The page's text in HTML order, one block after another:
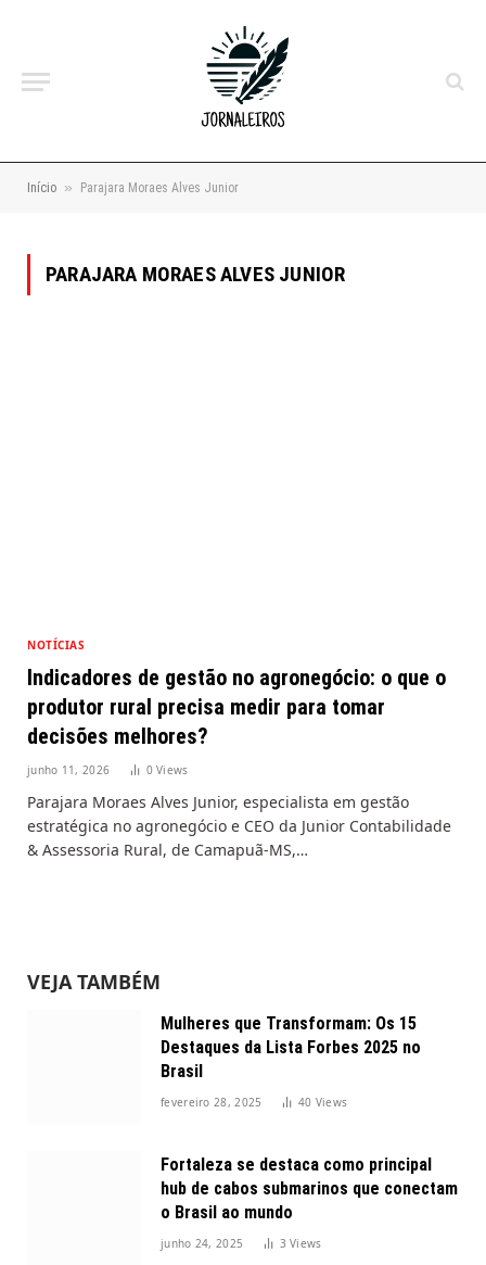
Início » Parajara Moraes Alves Junior
PARAJARA MORAES ALVES JUNIOR
NOTÍCIAS
Indicadores de gestão no agronegócio: o que o
produtor rural precisa medir para tomar
decisões melhores?
junho 11, 2026 0Views
Parajara Moraes Alves Junior, especialista em gestão
estratégica no agronegócio e CEO da Junior Contabilidade
& Assessoria Rural, de Camapuã-MS,…
VEJA TAMBÉM
Mulheres que Transformam: Os 15
Destaques da Lista Forbes 2025 no
Brasil
fevereiro 28, 2025 40 Views
Fortaleza se destaca como principal
hub de cabos submarinos que conectam
o Brasil ao mundo
junho 24, 2025 3Views